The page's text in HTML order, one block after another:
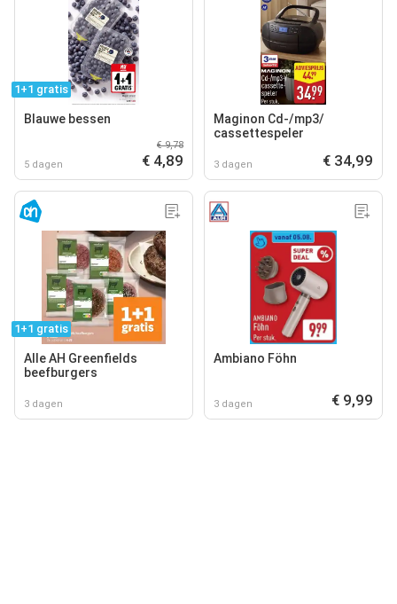
1+1 gratis
Blauwe bessen
5 dagen
€ 9,78
€ 4,89
Maginon Cd-/mp3‍/
cassettespeler
3 dagen € 34,99
1+1 gratis
Alle AH Greenfields
beefburgers
3 dagen
Ambiano Föhn
3 dagen € 9,99